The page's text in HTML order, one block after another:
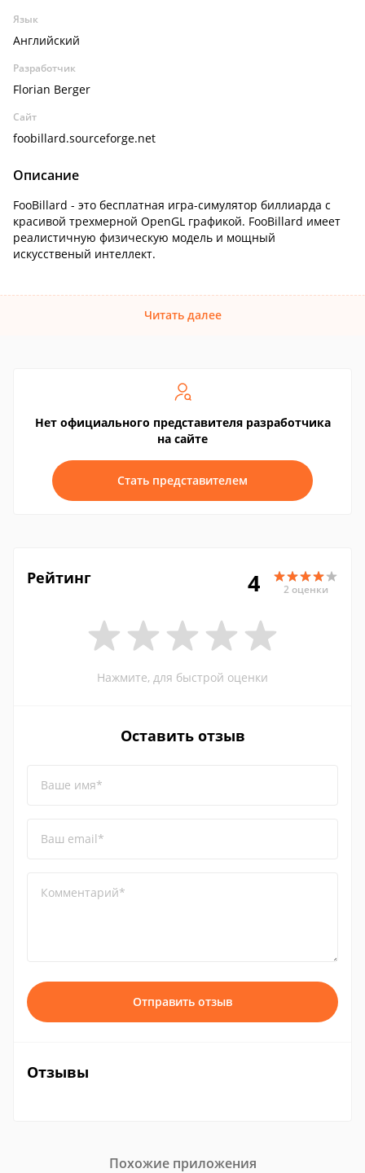
Язык
Английский
Разработчик
Florian Berger
Сайт
foobillard.sourceforge.net
Описание
FooBillard - это бесплатная игра-симулятор биллиарда с
красивой трехмерной OpenGL графикой. FooBillard имеет
реалистичную физическую модель и мощный
искусственый интеллект.
Читать далее
Нет официального представителя разработчика
на сайте
Стать представителем
Рейтинг 4 2 оценки
Нажмите, для быстрой оценки
Оставить отзыв
Ваше имя*
Ваш email*
Комментарий*
Отправить отзыв
Отзывы
Похожие приложения